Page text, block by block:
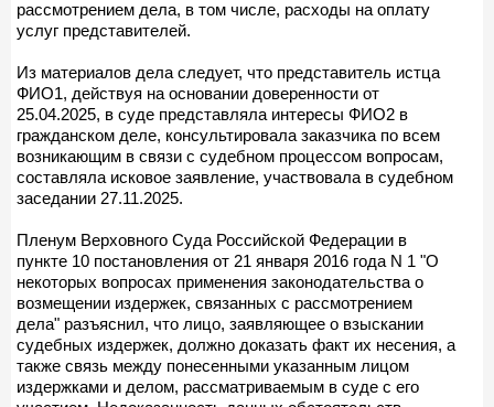
рассмотрением дела, в том числе, расходы на оплату
услуг представителей.
Из материалов дела следует, что представитель истца
ФИО1, действуя на основании доверенности от
25.04.2025, в суде представляла интересы ФИО2 в
гражданском деле, консультировала заказчика по всем
возникающим в связи с судебном процессом вопросам,
составляла исковое заявление, участвовала в судебном
заседании 27.11.2025.
Пленум Верховного Суда Российской Федерации в
пункте 10 постановления от 21 января 2016 года N 1 "О
некоторых вопросах применения законодательства о
возмещении издержек, связанных с рассмотрением
дела" разъяснил, что лицо, заявляющее о взыскании
судебных издержек, должно доказать факт их несения, а
также связь между понесенными указанным лицом
издержками и делом, рассматриваемым в суде с его